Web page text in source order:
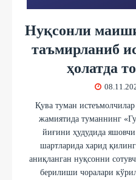
Нуқсонли
таъмирланиб
ҳолатда
Қува туман
жамиятида туманнинг
йиғини ҳудудида
шартларида харид
аниқланган нуқсонни
берилиши чоралари